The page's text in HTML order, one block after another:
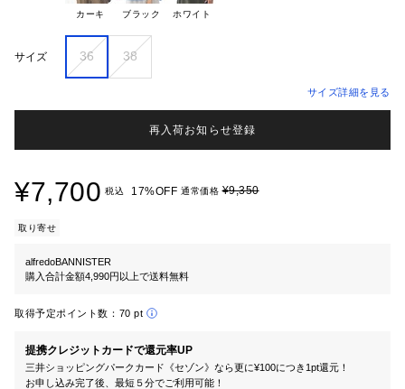
カーキ ブラック ホワイト
サイズ 36 38
サイズ詳細を見る
再入荷お知らせ登録
¥7,700 税込 17%OFF 通常価格¥9,350
取り寄せ
alfredoBANNISTER
購入合計金額4,990円以上で送料無料
取得予定ポイント数： 70 pt
提携クレジットカードで還元率UP
三井ショッピングパークカード《セゾン》なら更に¥100につき1pt還元！
お申し込み完了後、最短５分でご利用可能！